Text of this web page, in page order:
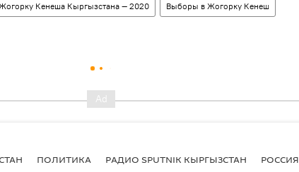
Жогорку Кенеша Кыргызстана — 2020 Выборы в Жогорку Кенеш
ПОЛИТИКА РАДИО SPUTNIK КЫРГЫЗСТАН РОССИЯ